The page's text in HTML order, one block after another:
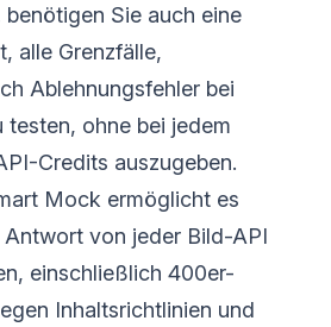
benötigen Sie auch eine
alle Grenzfälle,
Ablehnungsfehler bei
testen, ohne bei jedem
Credits auszugeben.
Mock ermöglicht es
Antwort von jeder Bild-API
einschließlich 400er-
Inhaltsrichtlinien und